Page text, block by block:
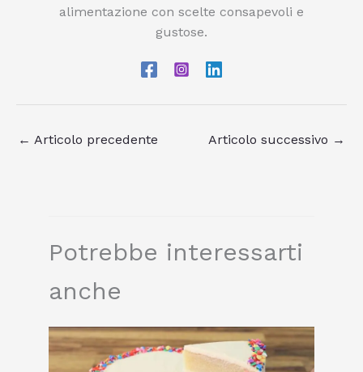
alimentazione con scelte consapevoli e
gustose.
← Articolo precedente Articolo successivo →
Potrebbe interessarti
anche